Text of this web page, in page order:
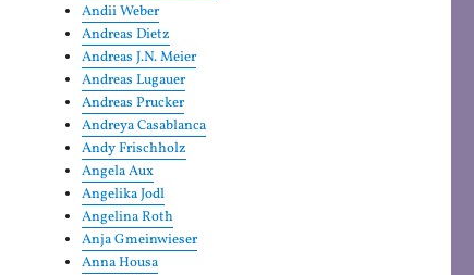
Andii Weber
Andreas Dietz
Andreas J.N. Meier
Andreas Lugauer
Andreas Prucker
Andreya Casablanca
Andy Frischholz
Angela Aux
Angelika Jodl
Angelina Roth
Anja Gmeinwieser
Anna Housa